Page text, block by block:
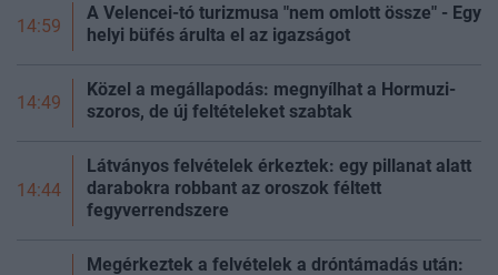
14:59
A Velencei-tó turizmusa "nem omlott össze" - Egy
helyi büfés árulta el az igazságot
14:49
Közel a megállapodás: megnyílhat a Hormuzi-
szoros, de új feltételeket szabtak
14:44
Látványos felvételek érkeztek: egy pillanat alatt
darabokra robbant az oroszok féltett
fegyverrendszere
Megérkeztek a felvételek a dróntámadás után: